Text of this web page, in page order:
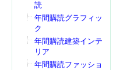
読
年間購読グラフィッ
ク
年間購読建築インテ
リア
年間購読ファッショ